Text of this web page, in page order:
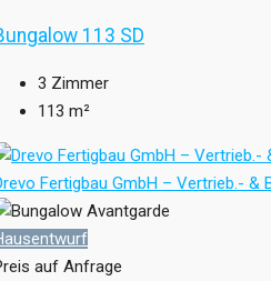
113 SD
3 Zimmer
113 m²
Fertigbau GmbH – Vertrieb.- &
auf Anfrage